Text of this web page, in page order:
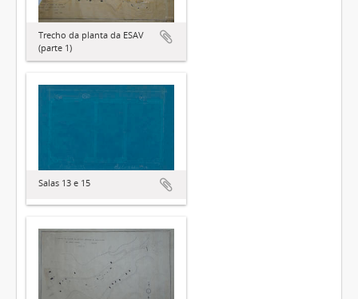
Trecho da planta da ESAV
(parte 1)
Salas 13 e 15